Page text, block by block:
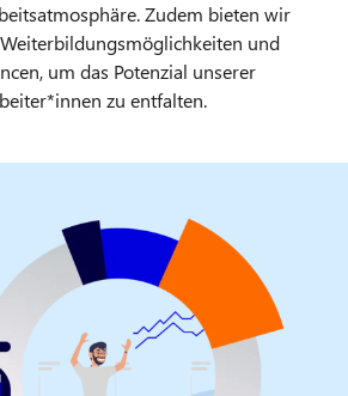
Zudem bieten wir
und
um das Potenzial unserer
zu entfalten.